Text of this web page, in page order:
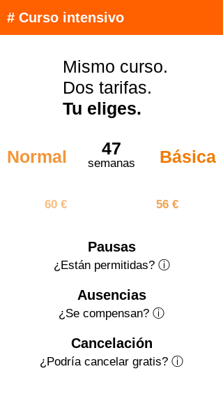
# Curso intensivo
Mismo curso.
Dos tarifas.
Tu eliges.
Normal 47
semanas
Básica
60 € 56 €
Pausas
¿Están permitidas? ⓘ
Ausencias
¿Se compensan? ⓘ
Cancelación
¿Podría cancelar gratis? ⓘ